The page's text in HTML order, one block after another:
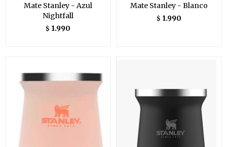
Mate Stanley - Azul
Nightfall
$ 1.990
Mate Stanley - Blanco
$ 1.990